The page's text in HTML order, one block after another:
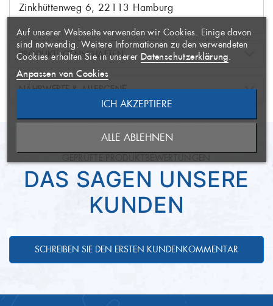
Zinkhüttenweg 6, 22113 Hamburg
PRODUKTEIGENSCHAFTEN
Produktzustand
Wildfang
Salzwasser-Spezialität
Herkunftsort
gefangen im Nordostatlantik,
Nordsee
Schleppnetze
Verpackungsart Delikatesse
Temperatur bei Zimmertemperatur lagern
NÄHRWERTE & ALLERGENE
671 kJ/161 kcal
Fett 9,50 g
Erzeugnisse
DAS SAGEN UNSERE
KUNDEN
SCHREIBEN SIE DEN ERSTEN KUNDENKOMMENTAR
AUF MEINE
WUNSCHLISTE
×
ERSTELLEN
Name der Wunschliste
ABBRECHEN
WUNSCHLISTE ERSTELLEN
ANMELDEN ×
Sie müssen angemeldet sein, um
Artikel Ihrer Wunschliste
hinzufügen zu können.
ABBRECHEN
ANMELDEN
Auf unserer Webseite verwenden wir Cookies. Einige davon
sind notwendig. Weitere Informationen zu den verwendeten
Cookies erhalten Sie in unserer Datenschutzerklärung
Anpassen von Cookies
ALLE ABLEHNEN
ICH AKZEPTIERE